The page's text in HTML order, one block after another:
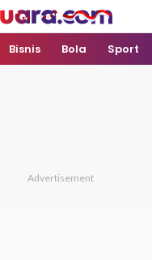
Bisnis Bola Sport